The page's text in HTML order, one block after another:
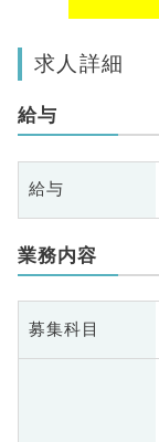
求人詳細
給与
給与
業務内容
募集科目